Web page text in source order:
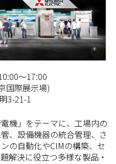
～17:00
国際展示場)
3-21-1
機」をテーマに、工場内の
、設備機器の統合管理、さ
の自動化やCIMの構築、セ
解決に役立つ多様な製品・